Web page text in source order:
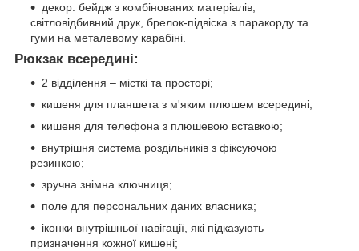
декор: бейдж з комбінованих матеріалів,
світловідбивний друк, брелок-підвіска з паракорду та
гуми на металевому карабіні.
Рюкзак всередині:
2 відділення – місткі та просторі;
кишеня для планшета з м'яким плюшем всередині;
кишеня для телефона з плюшевою вставкою;
внутрішня система роздільників з фіксуючою
резинкою;
зручна знімна ключниця;
поле для персональних даних власника;
іконки внутрішньої навігації, які підказують
призначення кожної кишені;